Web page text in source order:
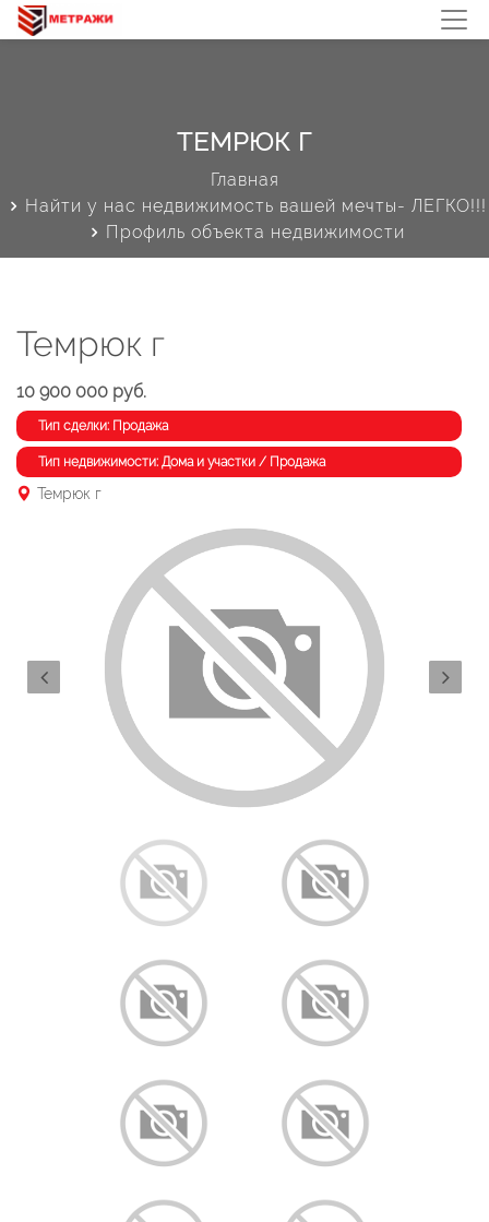
ТЕМРЮК Г
Главная
Найти у нас недвижимость вашей мечты- ЛЕГКО!!!
Профиль объекта недвижимости
Темрюк г
10 900 000 руб.
Тип сделки: Продажа
Тип недвижимости: Дома и участки / Продажа
Темрюк г